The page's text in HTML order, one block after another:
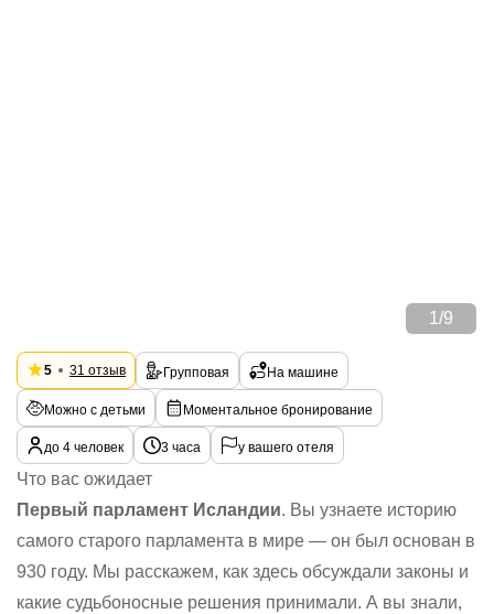
1 /9
5 31 отзыв Групповая На машине
Можно с детьми Моментальное бронирование
до 4 человек 3 часа у вашего отеля
Что вас ожидает
Первый парламент Исландии. Вы узнаете историю
самого старого парламента в мире — он был основан в
930 году. Мы расскажем, как здесь обсуждали законы и
какие судьбоносные решения принимали. А вы знали,